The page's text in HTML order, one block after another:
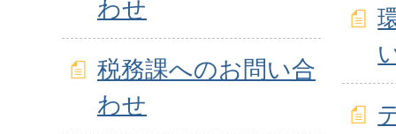
わせ
税務課へのお問い合
わせ